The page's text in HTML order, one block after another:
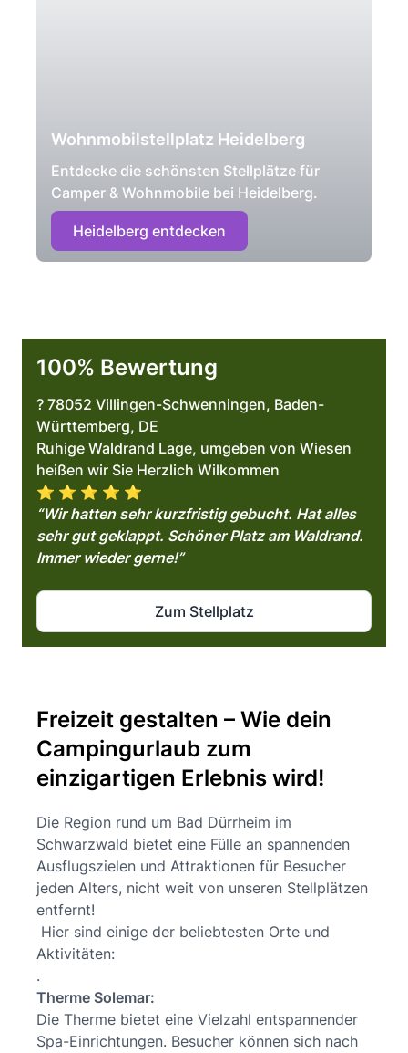
Wohnmobilstellplatz Heidelberg
Entdecke die schönsten Stellplätze für
Camper & Wohnmobile bei Heidelberg.
Heidelberg entdecken
100% Bewertung
? 78052 Villingen-Schwenningen, Baden-
Württemberg, DE
Ruhige Waldrand Lage, umgeben von Wiesen
heißen wir Sie Herzlich Wilkommen
⭐️ ⭐️ ⭐️ ⭐️ ⭐️
“Wir hatten sehr kurzfristig gebucht. Hat alles
sehr gut geklappt. Schöner Platz am Waldrand.
Immer wieder gerne!”
Zum Stellplatz
Freizeit gestalten – Wie dein
Campingurlaub zum
einzigartigen Erlebnis wird!
Die Region rund um Bad Dürrheim im
Schwarzwald bietet eine Fülle an spannenden
Ausflugszielen und Attraktionen für Besucher
jeden Alters, nicht weit von unseren Stellplätzen
entfernt!
Hier sind einige der beliebtesten Orte und
Aktivitäten:
.
Therme Solemar:
Die Therme bietet eine Vielzahl entspannender
Spa-Einrichtungen. Besucher können sich nach